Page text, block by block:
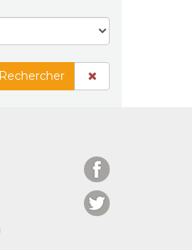
Rechercher
Facebook
Twitter